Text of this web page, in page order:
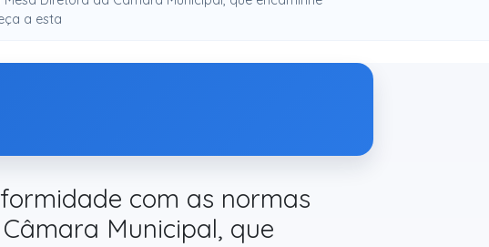
a esta
com as normas
Municipal, que